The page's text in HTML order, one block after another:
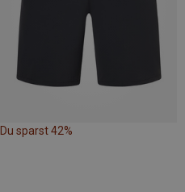
Du sparst 42%